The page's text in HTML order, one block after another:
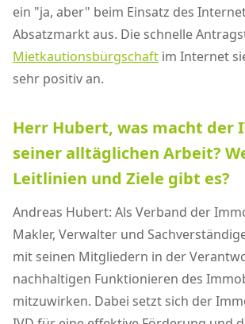
ein "ja, aber" beim Einsatz des
Absatzmarkt aus. Die schnelle
Mietkautionsbürgschaft im Internet
sehr positiv an.
Herr Hubert, was macht der
seiner alltäglichen Arbeit?
Leitlinien und Ziele gibt es?
Andreas Hubert: Als Verband der
Makler, Verwalter und
mit seinen Mitgliedern in der
nachhaltigen Funktionieren des
mitzuwirken. Dabei setzt sich der